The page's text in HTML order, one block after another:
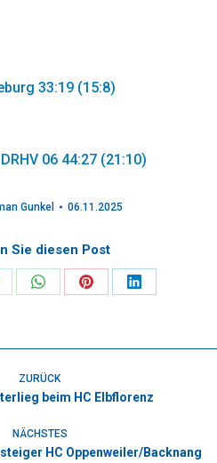
33:19 (15:8)
06 44:27 (21:10)
Gunkel 06.11.2025
Sie diesen Post
Share
WhatsApp
Share
Pinterest
Share
LinkedIn
ZURÜCK
Vorheriger
beim HC Elbflorenz
NÄCHSTES
Nächster
HC Oppenweiler/Backnang